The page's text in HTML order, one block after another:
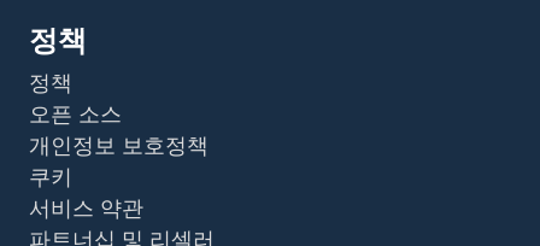
정책
정책
오픈 소스
개인정보 보호정책
쿠키
서비스 약관
파트너십 및 리셀러